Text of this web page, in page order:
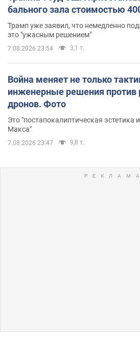
бального зала стоимостью
Трамп уже заявил, что немедленно
это "ужасным решением"
7.08.2026 23:54 3,1 т.
Война меняет не только
инженерные решения против
дронов. Фото
Это "постапокалиптическая эстетика
Макса"
7.08.2026 23:47 9,8 т.